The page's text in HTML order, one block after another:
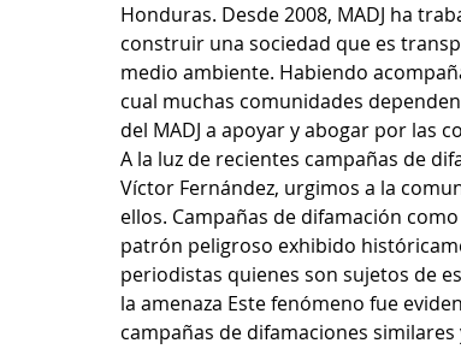
Honduras. Desde 2008, MADJ ha
construir una sociedad que es
medio ambiente. Habiendo
cual muchas comunidades
del MADJ a apoyar y abogar por las
A la luz de recientes campañas de
Víctor Fernández, urgimos a la
ellos. Campañas de difamación
patrón peligroso exhibido
periodistas quienes son sujetos de
la amenaza Este fenómeno fue
campañas de difamaciones